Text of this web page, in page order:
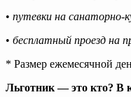
• путевки на санаторно-
• бесплатный проезд на
* Размер ежемесячной
Льготник — это кто? В